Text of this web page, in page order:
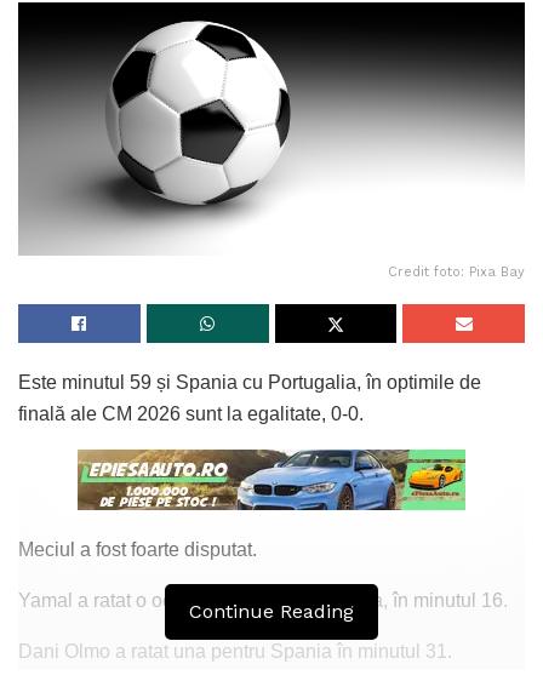
Credit foto: Pixa Bay
Este minutul 59 și Spania cu Portugalia, în optimile de
finală ale CM 2026 sunt la egalitate, 0-0.
Meciul a fost foarte disputat.
Yamal a ratat o ocazie mare pentru Spania, în minutul 16.
Dani Olmo a ratat una pentru Spania în minutul 31.
Continue Reading